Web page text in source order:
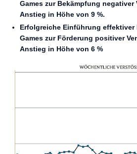
Games zur Bekämpfung negativer
Anstieg in Höhe von 9 %.
Erfolgreiche Einführung effektiver
Games zur Förderung positiver
Anstieg in Höhe von 6 %